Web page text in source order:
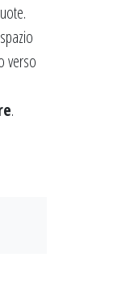
verso
.